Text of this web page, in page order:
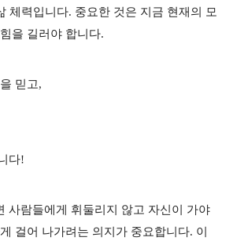
체력입니다. 중요한 것은 지금 현재의 모
을 길러야 합니다.
믿고,
다!
사람들에게 휘둘리지 않고 자신이 가야
걸어 나가려는 의지가 중요합니다. 이